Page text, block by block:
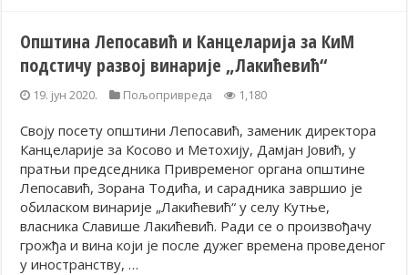
Општина Лепосавић и Канцеларија за КиМ
подстичу развој винарије „Лакићевић“
19. јун 2020. Пољопривреда 1,180
Своју посету општини Лепосавић, заменик директора
Канцеларије за Косово и Метохију, Дамјан Јовић, у
пратњи председника Привременог органа општине
Лепосавић, Зорана Тодића, и сарадника завршио је
обиласком винарије „Лакићевић“ у селу Кутње,
власника Славише Лакићевић. Ради се о произвођачу
грожђа и вина који је после дужег времена проведеног
у иностранству, …